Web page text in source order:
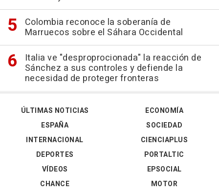
Colombia reconoce la soberanía de
Marruecos sobre el Sáhara Occidental
Italia ve "desproprocionada" la reacción de
Sánchez a sus controles y defiende la
necesidad de proteger fronteras
ÚLTIMAS NOTICIAS
ESPAÑA
INTERNACIONAL
DEPORTES
VÍDEOS
ECONOMÍA
SOCIEDAD
CIENCIAPLUS
PORTALTIC
EPSOCIAL
CHANCE
MOTOR